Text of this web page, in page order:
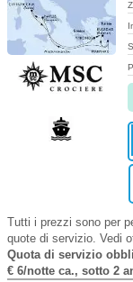
Tutti i prezzi sono per
quote di servizio. Vedi
Quota di servizio
€ 6/notte ca., sotto 2